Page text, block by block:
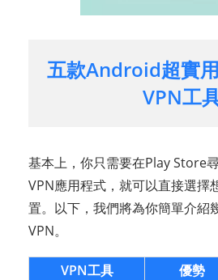
五款Android超實
VPN工
基本上，你只需要在Play Store
VPN應用程式，就可以直接選擇
置。以下，我們將為你簡單介紹
VPN。
VPN工具 優勢